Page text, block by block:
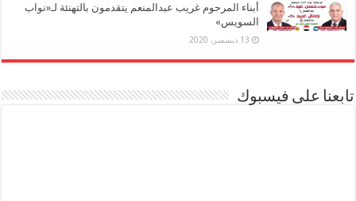
أبناء المرحوم غريب عبدالمنعم يتقدمون بالتهنئة لـ«نواب
السويس»
13 ديسمبر، 2020
تابعنا على فيسبوك